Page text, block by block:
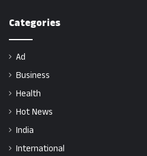
Categories
Ad
Business
Health
Hot News
India
International